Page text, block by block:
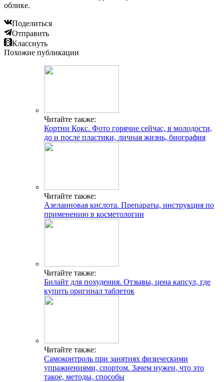
облике.
Поделиться
Отправить
Класснуть
Похожие публикации
Читайте также:
Кортни Кокс. Фото горячие сейчас, в молодости,
до и после пластики, личная жизнь, биография
Читайте также:
Азелаиновая кислота. Препараты, инструкция по
применению в косметологии
Читайте также:
Билайт для похудения. Отзывы, цена капсул, где
купить оригинал таблеток
Читайте также:
Самоконтроль при занятиях физическими
упражнениями, спортом. Зачем нужен, что это
такое, методы, способы